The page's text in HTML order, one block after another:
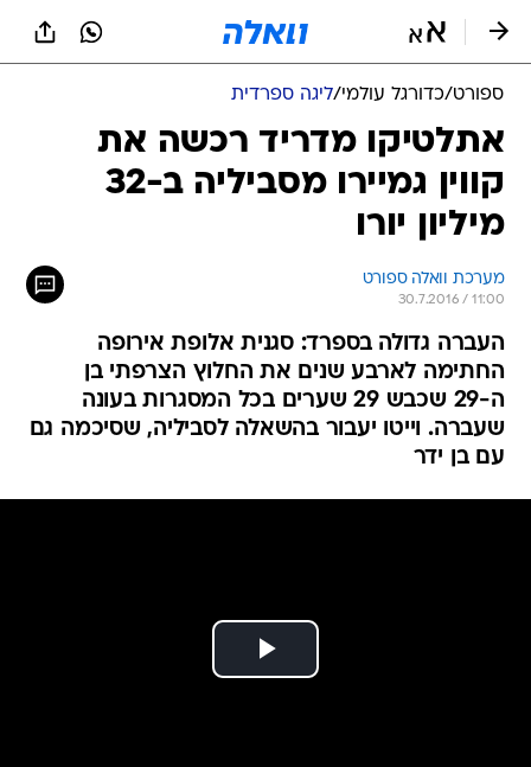
ספורט/כדורגל עולמי/ליגה ספרדית
אתלטיקו מדריד רכשה את
קווין גמיירו מסביליה ב-32
מיליון יורו
מערכת וואלה ספורט
30.7.2016 / 11:00
העברה גדולה בספרד: סגנית אלופת אירופה
החתימה לארבע שנים את החלוץ הצרפתי בן
ה-29 שכבש 29 שערים בכל המסגרות בעונה
שעברה. וייטו יעבור בהשאלה לסביליה, שסיכמה גם
עם בן ידר